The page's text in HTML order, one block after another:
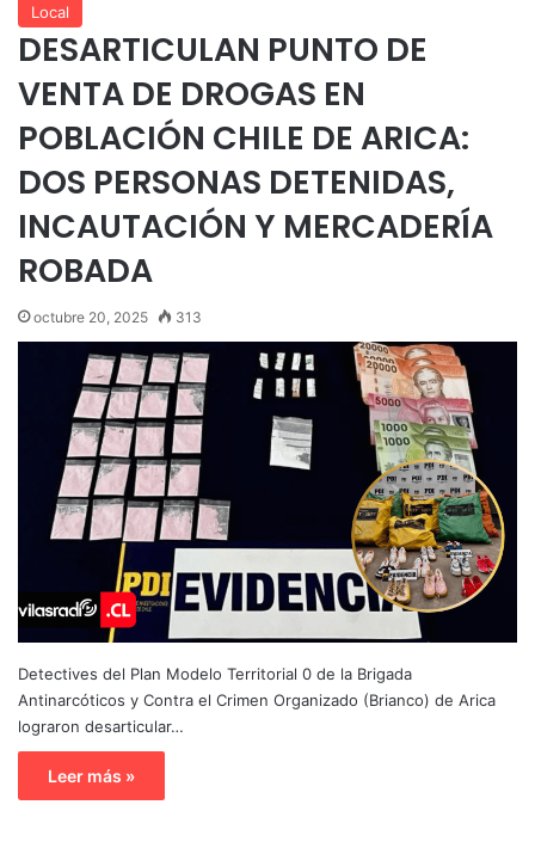
Local
DESARTICULAN PUNTO DE
VENTA DE DROGAS EN
POBLACIÓN CHILE DE ARICA:
DOS PERSONAS DETENIDAS,
INCAUTACIÓN Y MERCADERÍA
ROBADA
octubre 20, 2025 313
Detectives del Plan Modelo Territorial 0 de la Brigada
Antinarcóticos y Contra el Crimen Organizado (Brianco) de Arica
lograron desarticular…
Leer más »